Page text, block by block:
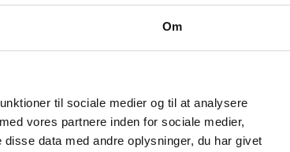
Om
til sociale medier og til at analysere
vores partnere inden for sociale medier,
data med andre oplysninger, du har givet
da han kørte mod færdselsretningen – det